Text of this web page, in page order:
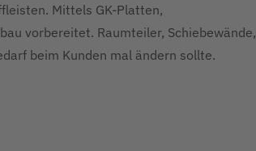
Mittels GK-Platten,
vorbereitet. Raumteiler, Schiebewände,
beim Kunden mal ändern sollte.